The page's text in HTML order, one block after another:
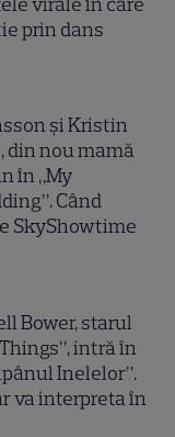
prin dans
și Kristin
din nou mamă
în „My
Când
SkyShowtime
Bower, starul
intră în
Inelelor”.
va interpreta în